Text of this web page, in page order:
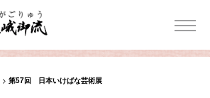
> 第57回 日本いけばな芸術展